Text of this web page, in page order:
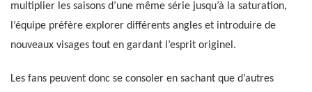
multiplier les saisons d’une même série jusqu’à la saturation,
l’équipe préfère explorer différents angles et introduire de
nouveaux visages tout en gardant l’esprit originel.
Les fans peuvent donc se consoler en sachant que d’autres